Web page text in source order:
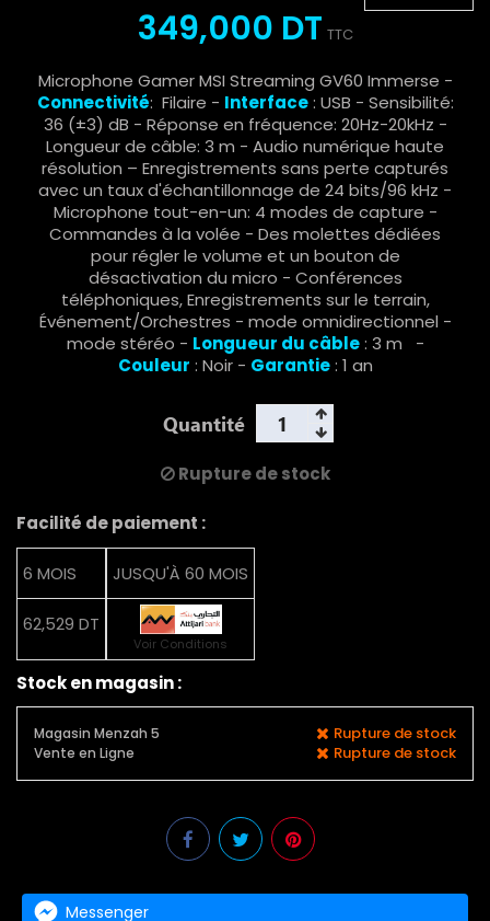
349,000 DT TTC
Microphone Gamer MSI Streaming GV60 Immerse -
Connectivité: Filaire - Interface : USB - Sensibilité:
36 (±3) dB - Réponse en fréquence: 20Hz-20kHz -
Longueur de câble: 3 m - Audio numérique haute
résolution – Enregistrements sans perte capturés
avec un taux d'échantillonnage de 24 bits/96 kHz -
Microphone tout-en-un: 4 modes de capture -
Commandes à la volée - Des molettes dédiées
pour régler le volume et un bouton de
désactivation du micro - Conférences
téléphoniques, Enregistrements sur le terrain,
Événement/Orchestres - mode omnidirectionnel -
mode stéréo - Longueur du câble: 3 m -
Couleur : Noir - Garantie : 1 an
Quantité
Rupture de stock
Facilité de paiement :
6 MOIS
62,529 DT
JUSQU'À 60 MOIS
Voir Conditions
Stock en magasin :
Magasin Menzah 5 Rupture de stock
Vente en Ligne Rupture de stock
Messenger